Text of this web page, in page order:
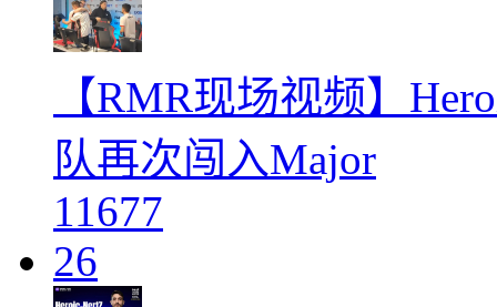
【RMR现场视频】
队再次闯入Major
11677
26